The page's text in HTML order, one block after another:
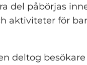
del påbörjas
aktiviteter för
deltog besökare